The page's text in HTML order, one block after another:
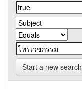
Start a new search